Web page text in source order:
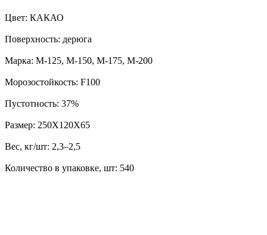
Цвет: КАКАО
Поверхность: дерюга
Марка: М-125, М-150, М-175, М-200
Морозостойкость: F100
Пустотность: 37%
Размер: 250Х120Х65
Вес, кг/шт: 2,3–2,5
Количество в упаковке, шт: 540